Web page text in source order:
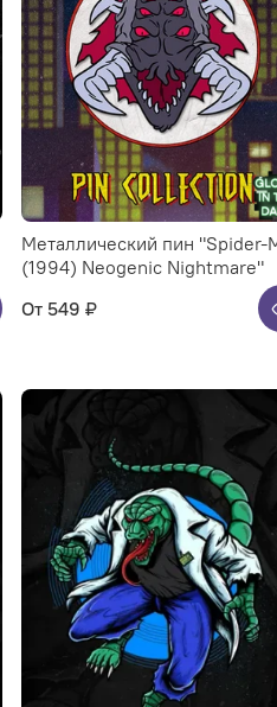
Металлический пин "Spider-
(1994) Neogenic Nightmare"
От 549 ₽